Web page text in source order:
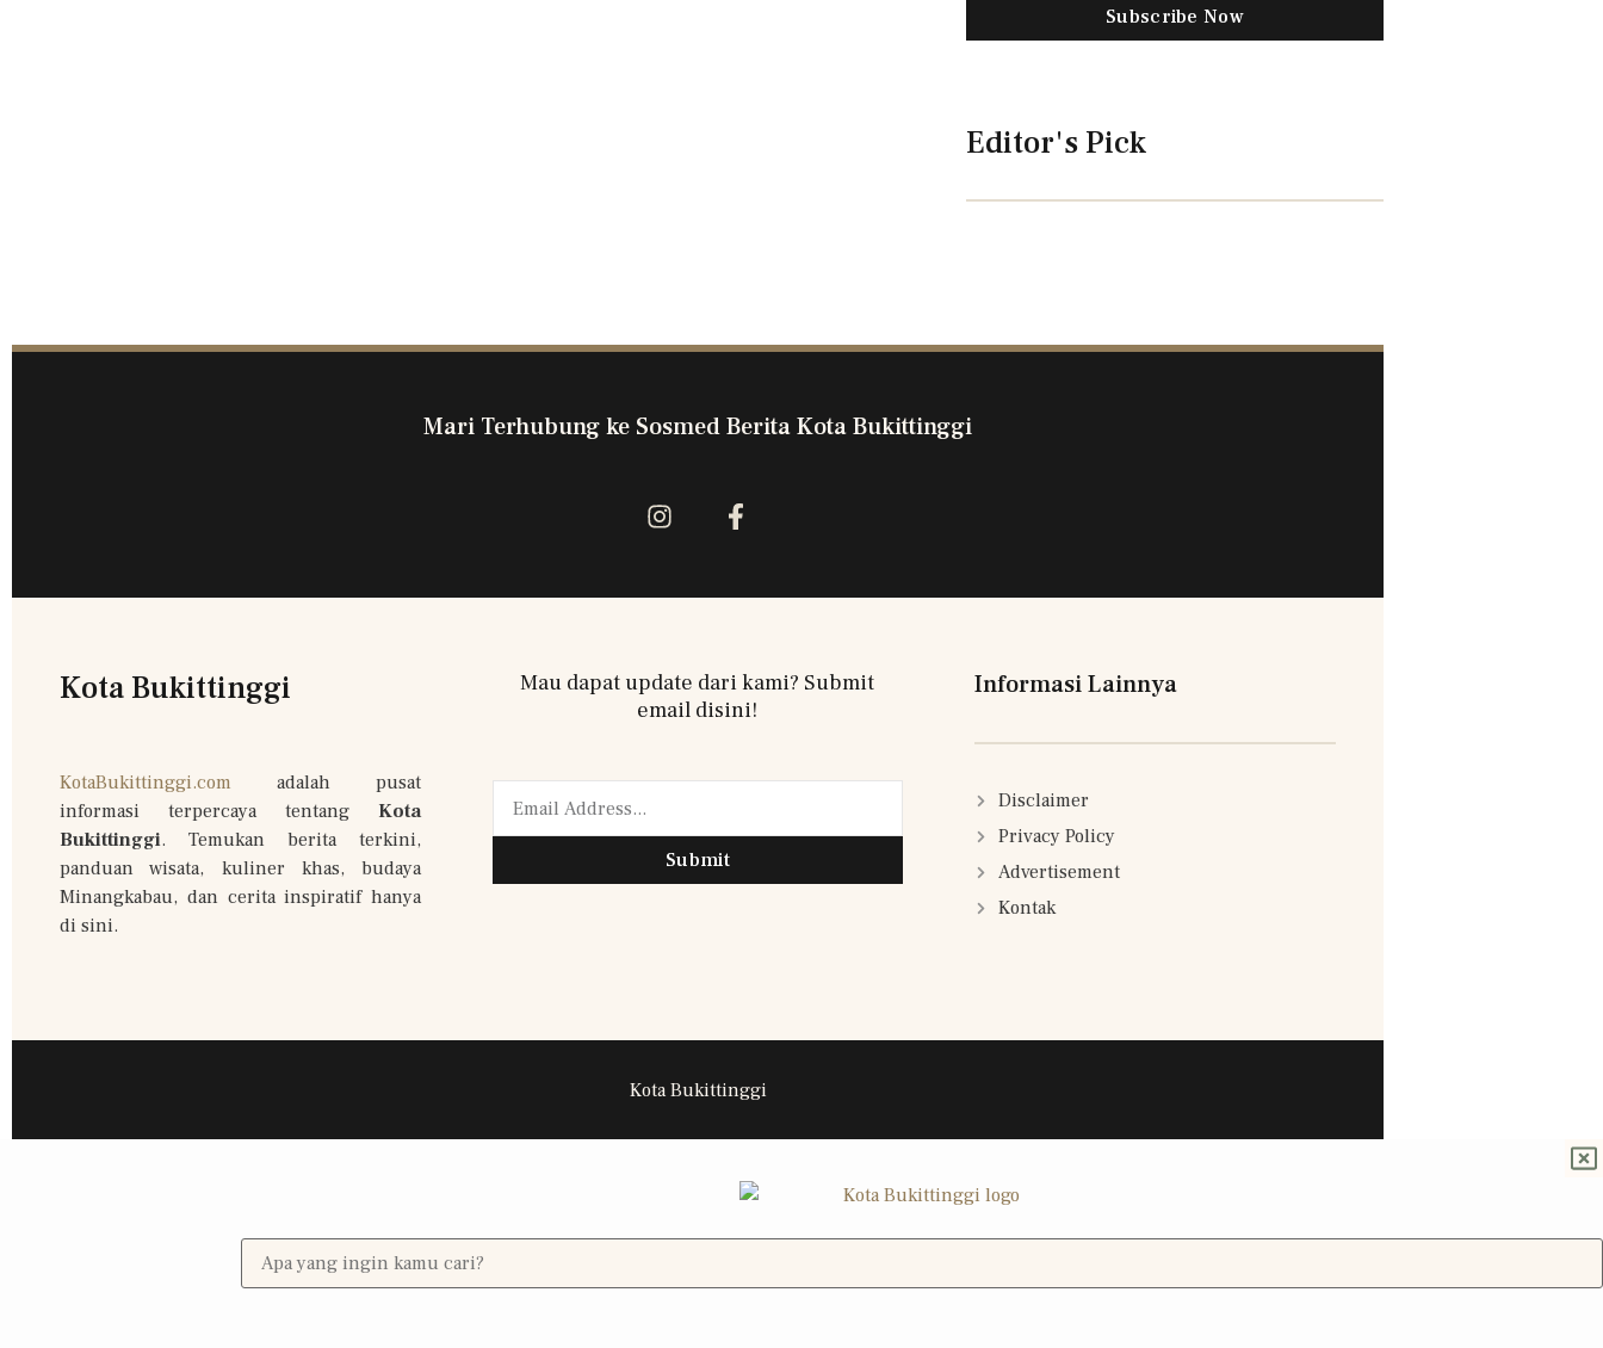
Subscribe Now
Editor's Pick
Mari Terhubung ke Sosmed Berita Kota Bukittinggi
Kota Bukittinggi
KotaBukittinggi.com adalah pusat
informasi terpercaya tentang Kota
Bukittinggi. Temukan berita terkini,
panduan wisata, kuliner khas, budaya
Minangkabau, dan cerita inspiratif hanya
di sini.
Mau dapat update dari kami? Submit
email disini!
Submit
Informasi Lainnya
Disclaimer
Privacy Policy
Advertisement
Kontak
Kota Bukittinggi